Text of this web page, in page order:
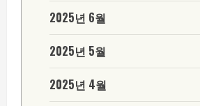
2025년 6월
2025년 5월
2025년 4월